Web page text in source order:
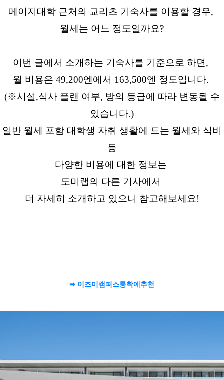
메이지대학 근처의 교리츠 기숙사를 이용할 경우,
월세는 어느 정도일까요?
이번 글에서 소개하는 기숙사를 기준으로 하면,
월 비용은 49,200엔에서 163,500엔 정도입니다.
(※시설,식사 플랜 여부, 방의 등급에 따라 변동될 수
있습니다.)
일반 월세 포함 대학생 자취 생활에 드는 월세와 식비
등
다양한 비용에 대한 정보는
도미랩의 다른 기사에서
더 자세히 소개하고 있으니 참고해보세요!
➡ 이즈미 캠퍼스통학에 추천